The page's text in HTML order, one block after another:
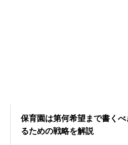
保育園は第何希望まで書く
るための戦略を解説